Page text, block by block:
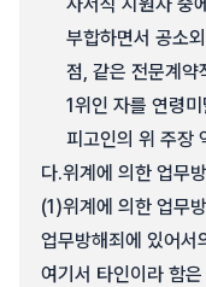
부합하면서 공소
점, 같은 전문계약
1위인 자를 연령
피고인의 위 주장
다.위계에 의한 업무
(1)위계에 의한 업무
업무방해죄에 있어서
여기서 타인이라 함